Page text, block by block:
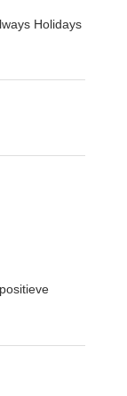
Holidays